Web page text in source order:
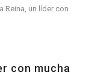
Reina, un líder con
con mucha